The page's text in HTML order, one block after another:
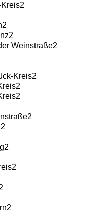
Kreis2
2
2
Weinstraße2
Kreis2
2
2
2
2
2
2
2